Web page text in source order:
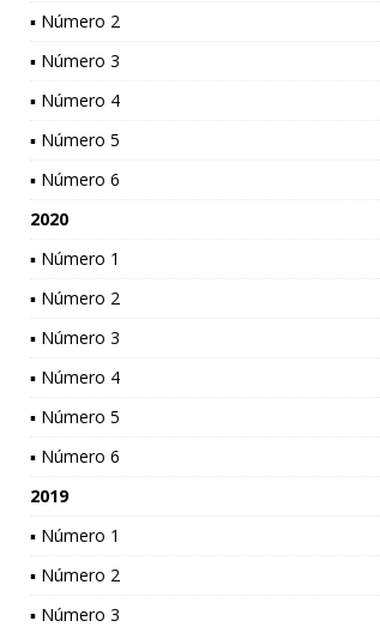
▪ Número 2
▪ Número 3
▪ Número 4
▪ Número 5
▪ Número 6
2020
▪ Número 1
▪ Número 2
▪ Número 3
▪ Número 4
▪ Número 5
▪ Número 6
2019
▪ Número 1
▪ Número 2
▪ Número 3